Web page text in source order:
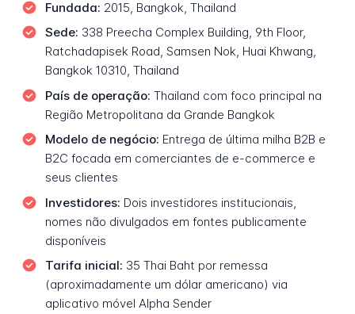
Fundada: 2015, Bangkok, Thailand
Sede: 338 Preecha Complex Building, 9th Floor,
Ratchadapisek Road, Samsen Nok, Huai Khwang,
Bangkok 10310, Thailand
País de operação: Thailand com foco principal na
Região Metropolitana da Grande Bangkok
Modelo de negócio: Entrega de última milha B2B e
B2C focada em comerciantes de e-commerce e
seus clientes
Investidores: Dois investidores institucionais,
nomes não divulgados em fontes publicamente
disponíveis
Tarifa inicial: 35 Thai Baht por remessa
(aproximadamente um dólar americano) via
aplicativo móvel Alpha Sender